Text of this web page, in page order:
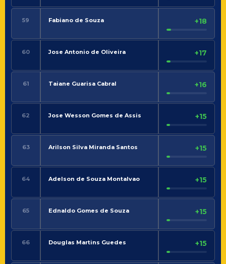
59 Fabiano de Souza +18
60 Jose Antonio de Oliveira +17
61 Taiane Guarisa Cabral +16
62 Jose Wesson Gomes de Assis +15
63 Arilson Silva Miranda Santos +15
64 Adelson de Souza Montalvao +15
65 Ednaldo Gomes de Souza +15
66 Douglas Martins Guedes +15